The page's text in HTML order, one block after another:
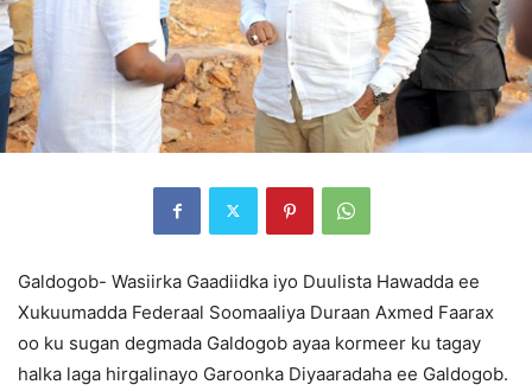
Galdogob- Wasiirka Gaadiidka iyo Duulista Hawadda ee
Xukuumadda Federaal Soomaaliya Duraan Axmed Faarax
oo ku sugan degmada Galdogob ayaa kormeer ku tagay
halka laga hirgalinayo Garoonka Diyaaradaha ee Galdogob.